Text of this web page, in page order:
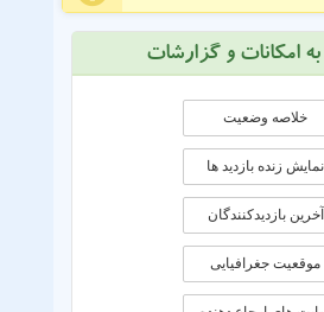
امکانات و گزارشات
خلاصه وضعیت
نمایش زنده بازدید ها
آخرین بازدیدکنندگان
موقعيت جغرافيايی